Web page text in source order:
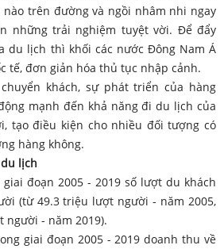
trên đường và ngồi nhâm nhi ngay
những trải nghiệm tuyệt vời. Để đẩy
du lịch thì khối các nước Đông Nam Á
tế, đơn giản hóa thủ tục nhập cảnh.
khách, sự phát triển của hàng
mạnh đến khả năng đi du lịch của
tạo điều kiện cho nhiều đối tượng có
hàng không.
lịch
đoạn 2005 - 2019 số lượt du khách
(từ 49.3 triệu lượt người - năm 2005,
người - năm 2019).
giai đoạn 2005 - 2019 doanh thu về